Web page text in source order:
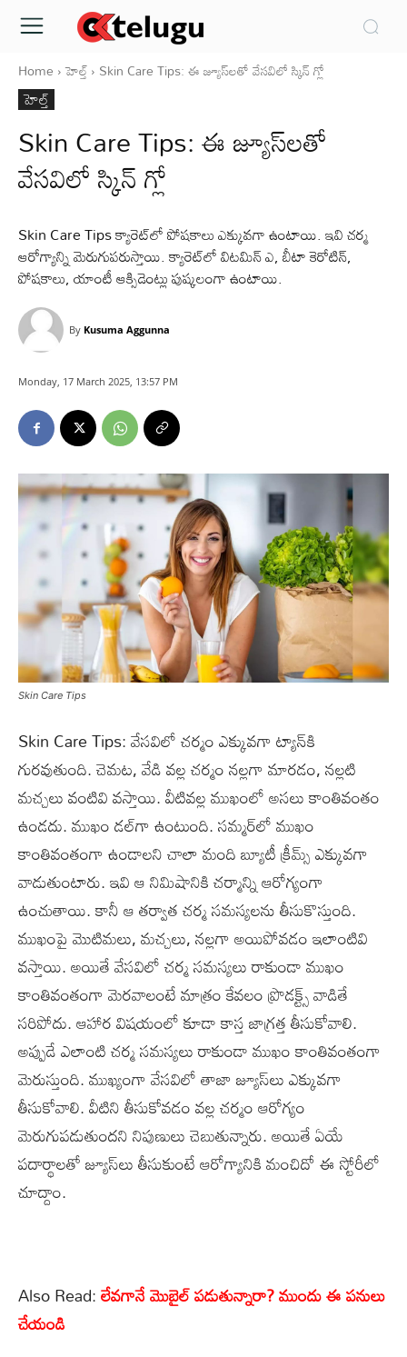
Home హెల్త్‌ Skin Care Tips: ఈ జ్యూస్‌లతో వేసవిలో స్కిన్ గ్లో
హెల్త్‌
Skin Care Tips: ఈ జ్యూస్‌లతో
వేసవిలో స్కిన్ గ్లో
Skin Care Tips క్యారెట్‌లో పోషకాలు ఎక్కువగా ఉంటాయి. ఇవి చర్మ
ఆరోగ్యాన్ని మెరుగుపరుస్తాయి. క్యారెట్‌లో విటమిన్ ఎ, బీటా కెరోటిన్,
పోషకాలు, యాంటీ ఆక్సిడెంట్లు పుష్కలంగా ఉంటాయి.
By Kusuma Aggunna
Monday, 17 March 2025, 13:57 PM
Skin Care Tips
Skin Care Tips: వేసవిలో చర్మం ఎక్కువగా ట్యాన్‌కి
గురవుతుంది. చెమట, వేడి వల్ల చర్మం నల్లగా మారడం, నల్లటి
మచ్చలు వంటివి వస్తాయి. వీటివల్ల ముఖంలో అసలు కాంతివంతం
ఉండదు. ముఖం డల్‌గా ఉంటుంది. సమ్మర్‌లో ముఖం
కాంతివంతంగా ఉండాలని చాలా మంది బ్యూటీ క్రీమ్స్ ఎక్కువగా
వాడుతుంటారు. ఇవి ఆ నిమిషానికి చర్మాన్ని ఆరోగ్యంగా
ఉంచుతాయి. కానీ ఆ తర్వాత చర్మ సమస్యలను తీసుకొస్తుంది.
ముఖంపై మొటిమలు, మచ్చలు, నల్లగా అయిపోవడం ఇలాంటివి
వస్తాయి. అయితే వేసవిలో చర్మ సమస్యలు రాకుండా ముఖం
కాంతివంతంగా మెరవాలంటే మాత్రం కేవలం ప్రొడక్ట్స్ వాడితే
సరిపోదు. ఆహార విషయంలో కూడా కాస్త జాగ్రత్త తీసుకోవాలి.
అప్పుడే ఎలాంటి చర్మ సమస్యలు రాకుండా ముఖం కాంతివంతంగా
మెరుస్తుంది. ముఖ్యంగా వేసవిలో తాజా జ్యూస్‌లు ఎక్కువగా
తీసుకోవాలి. వీటిని తీసుకోవడం వల్ల చర్మం ఆరోగ్యం
మెరుగుపడుతుందని నిపుణులు చెబుతున్నారు. అయితే ఏయే
పదార్థాలతో జ్యూస్‌లు తీసుకుంటే ఆరోగ్యానికి మంచిదో ఈ స్టోరీలో
చూద్దాం.
Also Read:లేవగానే మొబైల్ పడుతున్నారా? ముందు ఈ పనులు
చేయండి